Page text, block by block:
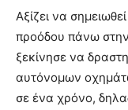
Αξίζει να
προόδου πάνω
ξεκίνησε να
αυτόνομων
σε ένα χρόνο,